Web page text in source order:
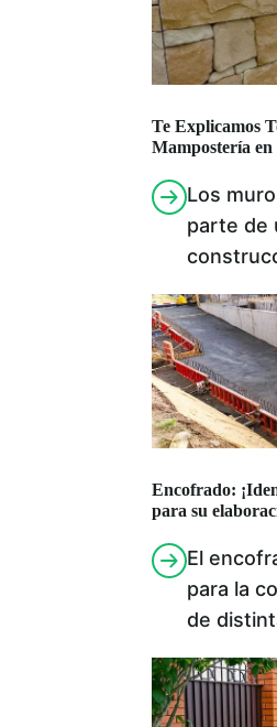
Te Explicamos
Mampostería
Los
parte de
Encofrado:
para su
El
para la
de